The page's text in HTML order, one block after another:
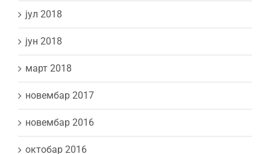
јул 2018
јун 2018
март 2018
новембар 2017
новембар 2016
октобар 2016